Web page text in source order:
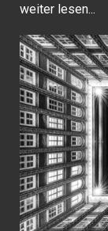
weiter lesen...